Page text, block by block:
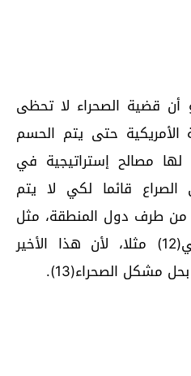
قضية الصحراء لا تحظى
الأمريكية حتى يتم الحسم
مصالح إستراتيجية في
قائما لكي لا يتم
من طرف دول المنطقة، مثل
بناء الاتحاد المغرب العربي(12) مثلا، لأن هذا الأخير
مشكل الصحراء(13).